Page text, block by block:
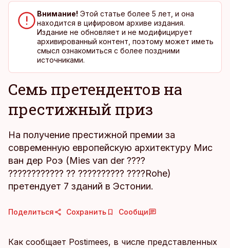
Внимание! Этой статье более 5 лет, и она
находится в цифировом архиве издания.
Издание не обновляет и не модифицирует
архивированный контент, поэтому может иметь
смысл ознакомиться с более поздними
источниками.
Семь претендентов на
престижный приз
На получение престижной премии за
современную европейскую архитектуру Мис
ван дер Роэ (Mies van der ????
???????????? ?? ?????????? ????Rohe)
претендует 7 зданий в Эстонии.
Поделиться Сохранить Сообщи
Как сообщает Postimees, в числе представленных